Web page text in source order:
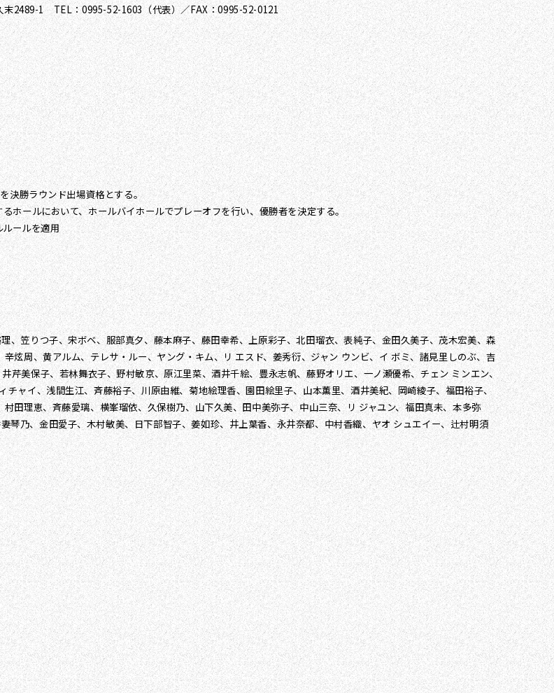
2489-1 TEL：0995-52-1603（代表）／FAX：0995-52-0121
決勝ラウンド出場資格とする。
ホールにおいて、ホールバイホールでプレーオフを行い、優勝者を決定する。
ールを適用
、笠りつ子、宋ボベ、服部真夕、藤本麻子、藤田幸希、上原彩子、北田瑠衣、表純子、金田久美子、茂木宏美、森
炫周、黄アルム、テレサ・ルー、ヤング・キム、リ エスド、姜秀衍、ジャン ウンビ、イ ボミ、諸見里しのぶ、吉
芹美保子、若林舞衣子、野村敏京、原江里菜、酒井千絵、豊永志帆、藤野オリエ、一ノ瀬優希、チェン ミンエン、
ャイ、浅間生江、斉藤裕子、川原由維、菊地絵理香、園田絵里子、山本薫里、酒井美紀、岡崎綾子、福田裕子、
田理恵、斉藤愛璃、横峯瑠依、久保樹乃、山下久美、田中美弥子、中山三奈、リ ジャユン、福田真未、本多弥
乃、金田愛子、木村敏美、日下部智子、姜如珍、井上葉香、永井奈都、中村香織、ヤオ シュエイー、辻村明須